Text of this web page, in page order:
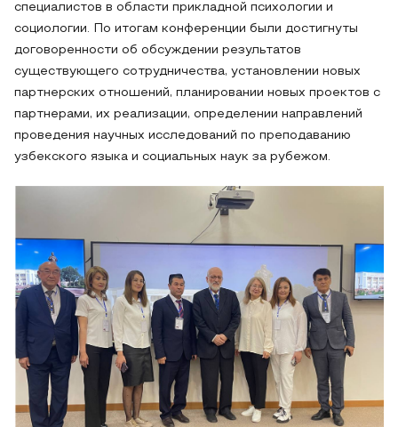
специалистов в области прикладной психологии и
социологии. По итогам конференции были достигнуты
договоренности об обсуждении результатов
существующего сотрудничества, установлении новых
партнерских отношений, планировании новых проектов с
партнерами, их реализации, определении направлений
проведения научных исследований по преподаванию
узбекского языка и социальных наук за рубежом.